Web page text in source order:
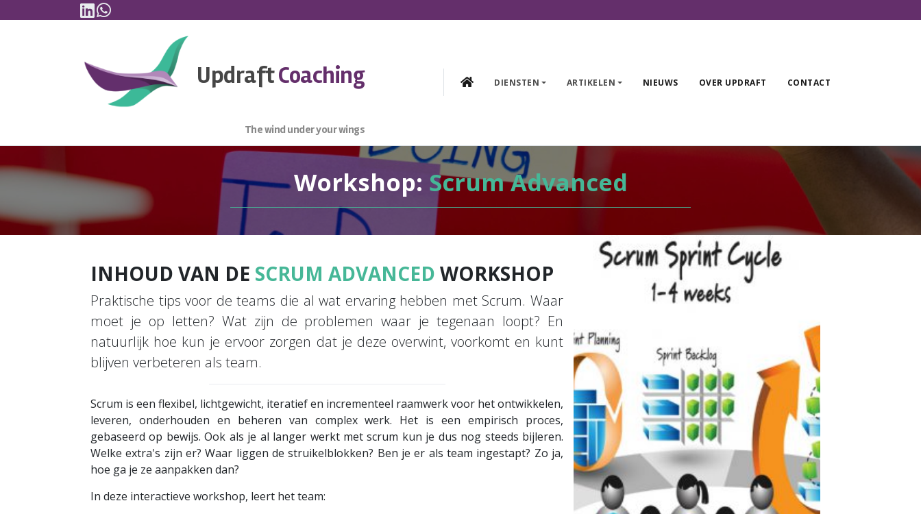
Linkedin
WhatsApp
UpdraftCoaching
The wind under your wings
DIENSTEN ARTIKELEN NIEUWS OVER UPDRAFT CONTACT
Workshop: Scrum Advanced
INHOUD VAN DE SCRUM ADVANCED WORKSHOP
Praktische tips voor de teams die al wat ervaring hebben met Scrum. Waar
moet je op letten? Wat zijn de problemen waar je tegenaan loopt? En
natuurlijk hoe kun je ervoor zorgen dat je deze overwint, voorkomt en kunt
blijven verbeteren als team.
Scrum is een flexibel, lichtgewicht, iteratief en incrementeel raamwerk voor het ontwikkelen,
leveren, onderhouden en beheren van complex werk. Het is een empirisch proces,
gebaseerd op bewijs. Ook als je al langer werkt met scrum kun je dus nog steeds bijleren.
Welke extra's zijn er? Waar liggen de struikelblokken? Ben je er als team ingestapt? Zo ja,
hoe ga je ze aanpakken dan?
In deze interactieve workshop, leert het team:
OVER UPDRAFT